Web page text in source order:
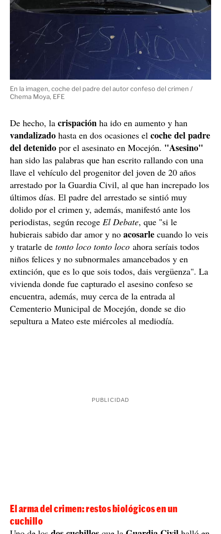
En la imagen, coche del padre del autor confeso del crimen /
Chema Moya, EFE
De hecho, la crispación ha ido en aumento y han
vandalizado hasta en dos ocasiones el coche del padre
del detenido por el asesinato en Mocejón. "Asesino"
han sido las palabras que han escrito rallando con una
llave el vehículo del progenitor del joven de 20 años
arrestado por la Guardia Civil, al que han increpado los
últimos días. El padre del arrestado se sintió muy
dolido por el crimen y, además, manifestó ante los
periodistas, según recoge El Debate, que "si le
hubierais sabido dar amor y no acosarle cuando lo veis
y tratarle de tonto loco tonto loco ahora seríais todos
niños felices y no subnormales amancebados y en
extinción, que es lo que sois todos, dais vergüenza". La
vivienda donde fue capturado el asesino confeso se
encuentra, además, muy cerca de la entrada al
Cementerio Municipal de Mocejón, donde se dio
sepultura a Mateo este miércoles al mediodía.
El arma del crimen: restos biológicos en un
cuchillo